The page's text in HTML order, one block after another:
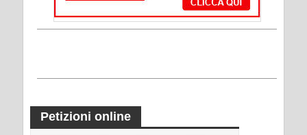
Petizioni online